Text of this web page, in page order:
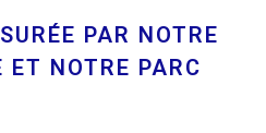
PAR NOTRE
ET NOTRE PARC